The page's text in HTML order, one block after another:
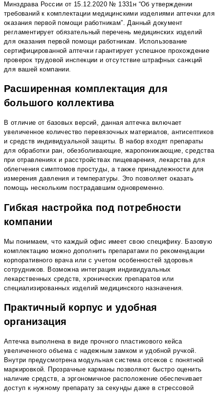
Минздрава России от 15.12.2020 № 1331н “Об утверждении
требований к комплектации медицинскими изделиями аптечки для
оказания первой помощи работникам”. Данный документ
регламентирует обязательный перечень медицинских изделий
для оказания первой помощи работникам. Использование
сертифицированной аптечки гарантирует успешное прохождение
проверок трудовой инспекции и отсутствие штрафных санкций
для вашей компании.
Расширенная комплектация для
большого коллектива
В отличие от базовых версий, данная аптечка включает
увеличенное количество перевязочных материалов, антисептиков
и средств индивидуальной защиты. В набор входят препараты
для обработки ран, обезболивающие, жаропонижающие, средства
при отравлениях и расстройствах пищеварения, лекарства для
облегчения симптомов простуды, а также принадлежности для
измерения давления и температуры. Это позволяет оказать
помощь нескольким пострадавшим одновременно.
Гибкая настройка под потребности
компании
Мы понимаем, что каждый офис имеет свою специфику. Базовую
комплектацию можно дополнить препаратами по рекомендации
корпоративного врача или с учетом особенностей здоровья
сотрудников. Возможна интеграция индивидуальных
лекарственных средств, хронических препаратов или
специализированных изделий медицинского назначения.
Практичный корпус и удобная
организация
Аптечка выполнена в виде прочного пластикового кейса
увеличенного объема с надежным замком и удобной ручкой.
Внутри предусмотрена модульная система отсеков с понятной
маркировкой. Прозрачные карманы позволяют быстро оценить
наличие средств, а эргономичное расположение обеспечивает
доступ к нужному препарату за секунды даже в стрессовой